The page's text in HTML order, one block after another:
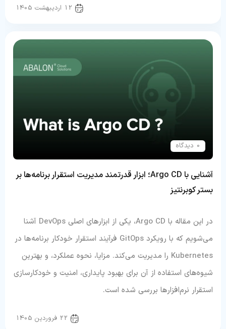
12 اردیبهشت 1405
0 دیدگاه
آشنایی با Argo CD؛ ابزار قدرتمند مدیریت استقرار برنامه‌ها بر
بستر کوبرنتیز
در این مقاله با Argo CD، یکی از ابزارهای اصلی DevOps آشنا
می‌شویم که با رویکرد GitOps فرآیند استقرار خودکار برنامه‌ها در
Kubernetes را مدیریت می‌کند. مزایا، نحوه عملکرد، و بهترین
شیوه‌های استفاده از آن برای بهبود پایداری، امنیت و خودکارسازی
استقرار نرم‌افزارها بررسی شده است.
22 فروردین 1405